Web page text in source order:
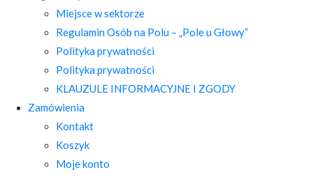
Miejsce w sektorze
Regulamin Osób na Polu – „Pole u Głowy”
Polityka prywatności
Polityka prywatności
KLAUZULE INFORMACYJNE I ZGODY
Zamówienia
Kontakt
Koszyk
Moje konto